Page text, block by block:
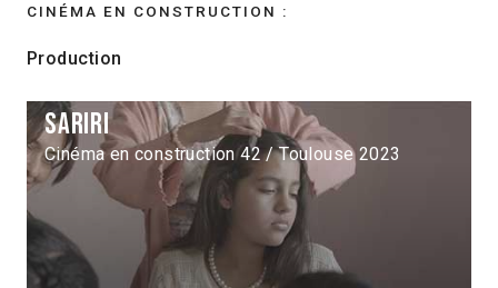
CINÉMA EN CONSTRUCTION :
Production
Sariri
Cinéma en construction 42 / Toulouse 2023